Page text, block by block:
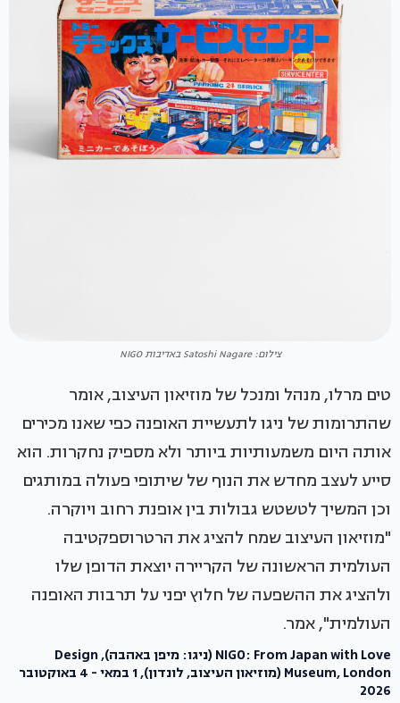
צילום: Satoshi Nagare באדיבות NIGO
טים מרלו, מנהל ומנכל של מוזיאון העיצוב, אומר
שהתרומות של ניגו לתעשיית האופנה כפי שאנו מכירים
אותה היום משמעותיות ביותר ולא מספיק נחקרות. הוא
סייע לעצב מחדש את הנוף של שיתופי פעולה במותגים
וכן המשיך לטשטש גבולות בין אופנת רחוב ויוקרה.
"מוזיאון העיצוב שמח להציג את הרטרוספקטיבה
העולמית הראשונה של הקריירה יוצאת הדופן שלו
ולהציג את ההשפעה של חלוץ יפני על תרבות האופנה
העולמית", אמר.
NIGO: From Japan with Love (ניגו: מיפן באהבה), Design
Museum, London (מוזיאון העיצוב, לונדון), 1 במאי - 4 באוקטובר
2026